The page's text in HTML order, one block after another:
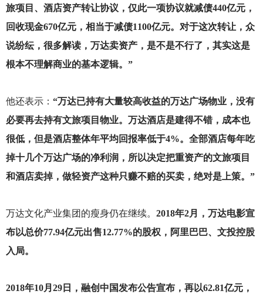
旅项目、酒店资产转让协议，仅此一项协议就减债440亿元，
回收现金670亿元，相当于减债1100亿元。对于这次转让，众
说纷纭，很多解读，万达卖资产，是不是不行了，其实这是
根本不理解商业的基本逻辑。”
他还表示： “万达已持有大量较高收益的万达广场物业，没有
必要再去持有文旅项目物业。万达酒店是建得不错，成本也
很低，但是酒店整体年平均回报率低于4%。全部酒店每年吃
掉十几个万达广场的净利润，所以决定把重资产的文旅项目
和酒店卖掉，做轻资产这种只赚不赔的买卖，绝对是上策。”
万达文化产业集团的瘦身仍在继续。 2018年2月，万达电影宣
布以总价77.94亿元出售12.77%的股权，阿里巴巴、文投控股
入局。
2018年10月29日，融创中国发布公告宣布，再以62.81亿元，